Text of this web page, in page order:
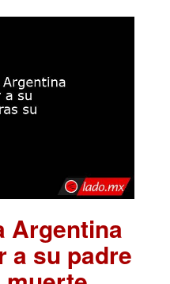
Argentina
a su padre